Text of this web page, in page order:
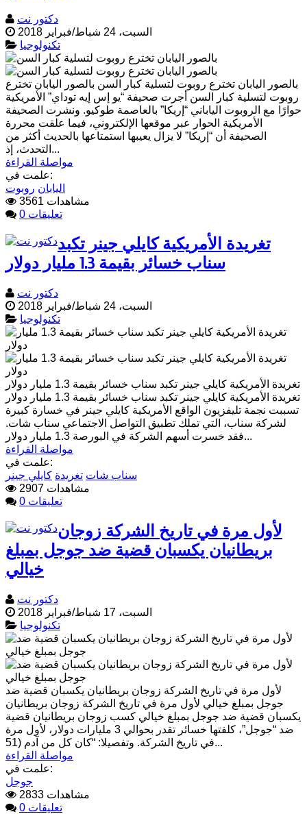
دكتور نت
السبت، 24 شباط/فبراير 2018
تكنولوجيا
بالصور اليابان تخترع روبوت لتسلية كبار السن بالصور اليابان تخترع
روبوت لتسلية كبار السن أجرت صحيفة “يو إس إيه توداي” الأمريكية
حوارًا مع الروبوت الياباني “إريكا” بالعاصمة طوكيو. ونشرت الصحيفة
الأمريكية الحوار عبر موقعها الإلكتروني، فيما علقت محررة
الصحيفة أن “إريكا” لا يزال يعيبها استمتاعها بالحديث أكثر من
التحدث، إذ...
مواصلة القراءة
علمت في:
اليابان روبوت
3561 مشاهدات
0 تعليقات
تغريدة الأمريكية كايلي جينر تكبد
سناب خسائر بقيمة 1.3 مليار دولار
دكتور نت
السبت، 24 شباط/فبراير 2018
تكنولوجيا
تغريدة الأمريكية كايلي جينر تكبد سناب خسائر بقيمة 1.3 مليار دولار
تغريدة الأمريكية كايلي جينر تكبد سناب خسائر بقيمة 1.3 مليار دولار
تسببت نجمة تليفزيون الواقع الأمريكية كايلي جينر في خسارة كبيرة
لشركة سناب، التي تملك تطبيق التواصل الاجتماعي سناب شات.
فقد خسرت أسهم الشركة في البورصة 1.3 مليار دولار...
مواصلة القراءة
علمت في:
سناب شات تغريدة كايلي جينر
2907 مشاهدات
0 تعليقات
لأول مرة في تاريخ الشركة زوجان
بريطانيان يكسبان قضية ضد جوجل بمبلغ
خيالي
دكتور نت
السبت، 17 شباط/فبراير 2018
تكنولوجيا
لأول مرة في تاريخ الشركة زوجان بريطانيان يكسبان قضية ضد
جوجل بمبلغ خيالي لأول مرة في تاريخ الشركة زوجان بريطانيان
يكسبان قضية ضد جوجل بمبلغ خيالي كسب زوجان بريطانيان قضية
ضد “جوجل”، كلفتها خسائر تقدر بحوالي 3 مليارات دولار، لأول مرة
في تاريخ الشركة. وتفصيلا: “كان كل من آدم (51...
مواصلة القراءة
علمت في:
جوجل
2833 مشاهدات
0 تعليقات